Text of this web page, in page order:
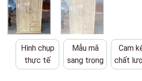
Hình chụp
thực tế
Mẫu mã
sang trọng
Cam
chất